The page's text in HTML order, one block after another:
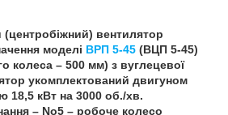
вентилятор
моделі ВРП 5-45 (ВЦП 5-45)
колеса – 500 мм) з вуглецевої
укомплектований двигуном
18,5 кВт на 3000 об./хв.
– No5 – робоче колесо